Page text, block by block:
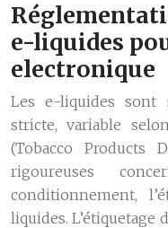
e-liquides
electronique
Les e-liquides sont
stricte, variable
(Tobacco Products
rigoureuses
conditionnement,
liquides.